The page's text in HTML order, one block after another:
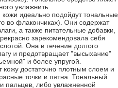
увлажнить.
кожи идеально подойдут тональные
во флакончиках). Они содержат
а также питательные добавки,
зарекомендовала себя
Она в течение долгого
и предотвращает "высыхание"
и более упругой.
достаточно плотным слоем и
точки и пятна. Тональный
пальцев, либо увлажненной